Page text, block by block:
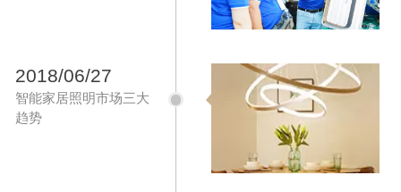
2018/06/27
智能家居照明市场三大
趋势